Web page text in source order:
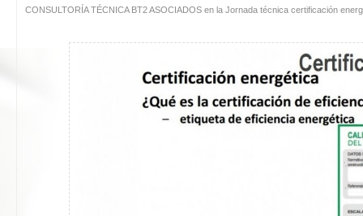
CONSULTORÍA TÉCNICA BT2 ASOCIADOS en la Jornada técnica certificación